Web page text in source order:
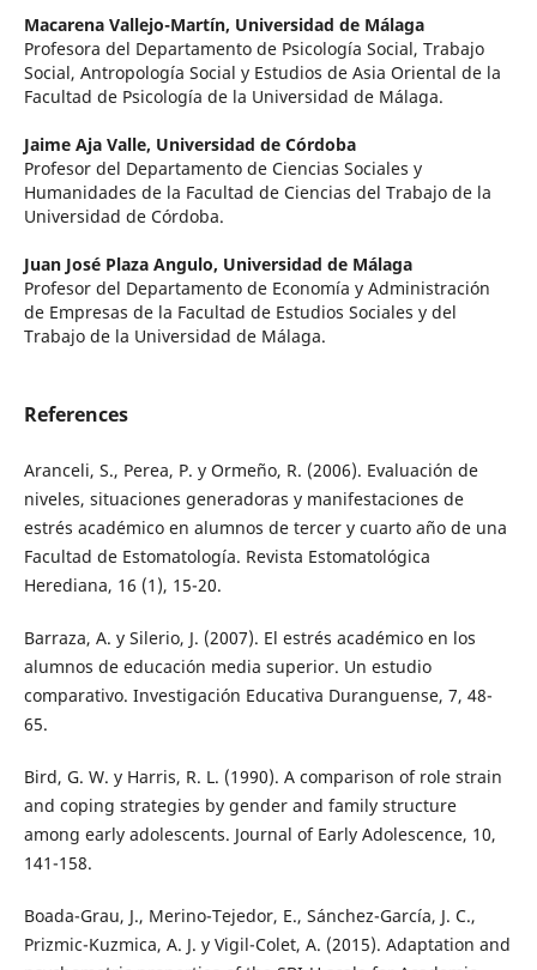
Macarena Vallejo-Martín, Universidad de Málaga
Profesora del Departamento de Psicología Social, Trabajo
Social, Antropología Social y Estudios de Asia Oriental de la
Facultad de Psicología de la Universidad de Málaga.
Jaime Aja Valle, Universidad de Córdoba
Profesor del Departamento de Ciencias Sociales y
Humanidades de la Facultad de Ciencias del Trabajo de la
Universidad de Córdoba.
Juan José Plaza Angulo, Universidad de Málaga
Profesor del Departamento de Economía y Administración
de Empresas de la Facultad de Estudios Sociales y del
Trabajo de la Universidad de Málaga.
References
Aranceli, S., Perea, P. y Ormeño, R. (2006). Evaluación de
niveles, situaciones generadoras y manifestaciones de
estrés académico en alumnos de tercer y cuarto año de una
Facultad de Estomatología. Revista Estomatológica
Herediana, 16 (1), 15-20.
Barraza, A. y Silerio, J. (2007). El estrés académico en los
alumnos de educación media superior. Un estudio
comparativo. Investigación Educativa Duranguense, 7, 48-
65.
Bird, G. W. y Harris, R. L. (1990). A comparison of role strain
and coping strategies by gender and family structure
among early adolescents. Journal of Early Adolescence, 10,
141-158.
Boada-Grau, J., Merino-Tejedor, E., Sánchez-García, J. C.,
Prizmic-Kuzmica, A. J. y Vigil-Colet, A. (2015). Adaptation and